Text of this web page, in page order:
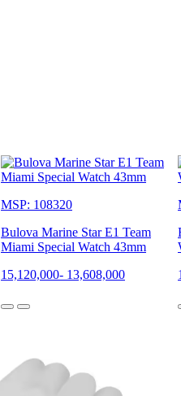
MSP: 108320
Bulova Marine Star E1 Team
Miami Special Watch 43mm
15,120,000- 13,608,000